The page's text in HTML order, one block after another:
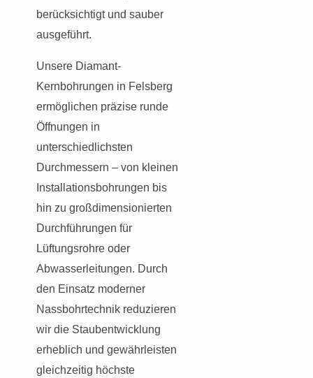
berücksichtigt und sauber
ausgeführt.
Unsere Diamant-
Kernbohrungen in Felsberg
ermöglichen präzise runde
Öffnungen in
unterschiedlichsten
Durchmessern – von kleinen
Installationsbohrungen bis
hin zu großdimensionierten
Durchführungen für
Lüftungsrohre oder
Abwasserleitungen. Durch
den Einsatz moderner
Nassbohrtechnik reduzieren
wir die Staubentwicklung
erheblich und gewährleisten
gleichzeitig höchste